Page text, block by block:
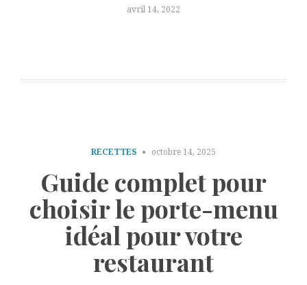
avril 14, 2022
RECETTES octobre 14, 2025
Guide complet pour
choisir le porte-menu
idéal pour votre
restaurant